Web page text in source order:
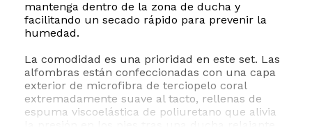
mantenga dentro de la zona de ducha y
facilitando un secado rápido para prevenir la
humedad.
La comodidad es una prioridad en este set. Las
alfombras están confeccionadas con una capa
exterior de microfibra de terciopelo coral
extremadamente suave al tacto, rellenas de
espuma viscoelástica de poliuretano que alivia